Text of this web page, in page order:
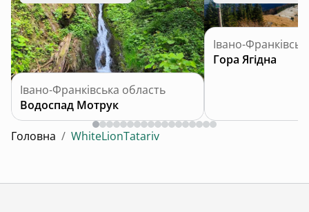
Івано-Франківська область
Водоспад Мотрук
Івано-
Гора Ягідна
Головна / WhiteLionTatariv